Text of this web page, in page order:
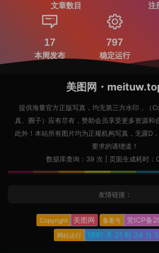
文章数目 注
17
本周发布
797
稳定运行
美图网・
提供海量官方正版写真，均无第三方水印，（
真、圈子）应有尽有，赞助会员享受更多资源和
此外！本站所有图片均为正规机构写真，无露D
要求的请绕道！
数据库查询：39 次 | 页面生成耗时：
友情链接：
Copyright 美图网 备案号 党ICP备
网站运行 1891 天 21 时 34 分